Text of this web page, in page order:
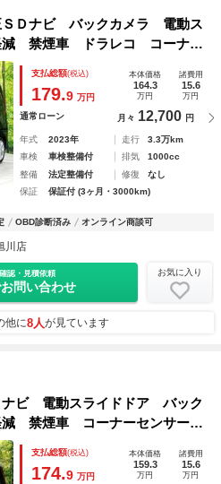
Ｄナビ バックカメラ 電動ス
禁煙車 ドラレコ コーナー
トライト ＥＴＣ Ｂｌｕｅｔ
グストップ
支払総額(税込)
179.9 万円
本体価格
164.3
万円
諸費用
15.6
万円
通常ローン 月々 12,700 円
年式 2023年 走行
3.3万km
車検
車検整備付 排気
1000cc
整備
法定整備付 修復
なし
保証
保証付 (3ヶ月・3000km)
OBD診断済み オンライン商談可
川店
認・見積依頼
問い合わせ
お気に入り
他に8人が見ています
ビ 電動スライドドア バック
減 禁煙車 コーナーセンサー
ートライト Ｂｌｕｅｔｏｏ
セグ
支払総額(税込)
174.9 万円
本体価格
159.3
万円
諸費用
15.6
万円